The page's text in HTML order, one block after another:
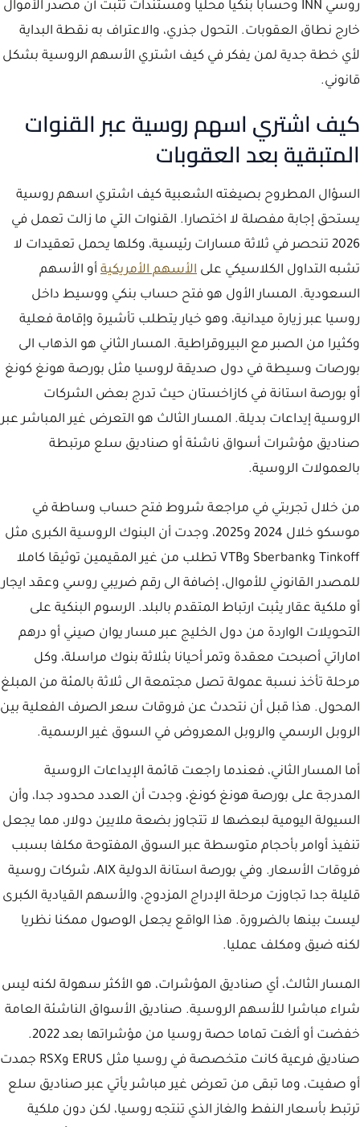
روسي INN وحسابا بنكيا محليا ومستندات تثبت أن مصدر الأموال
خارج نطاق العقوبات. التحول جذري، والاعتراف به نقطة البداية
لأي خطة جدية لمن يفكر في كيف اشتري الأسهم الروسية بشكل
قانوني.
كيف اشتري اسهم روسية عبر القنوات
المتبقية بعد العقوبات
السؤال المطروح بصيغته الشعبية كيف اشتري اسهم روسية
يستحق إجابة مفصلة لا اختصارا. القنوات التي ما زالت تعمل في
2026 تنحصر في ثلاثة مسارات رئيسية، وكلها يحمل تعقيدات لا
تشبه التداول الكلاسيكي على الأسهم الأمريكية أو الأسهم
السعودية. المسار الأول هو فتح حساب بنكي ووسيط داخل
روسيا عبر زيارة ميدانية، وهو خيار يتطلب تأشيرة وإقامة فعلية
وكثيرا من الصبر مع البيروقراطية. المسار الثاني هو الذهاب الى
بورصات وسيطة في دول صديقة لروسيا مثل بورصة هونغ كونغ
أو بورصة استانة في كازاخستان حيث تدرج بعض الشركات
الروسية إيداعات بديلة. المسار الثالث هو التعرض غير المباشر عبر
صناديق مؤشرات أسواق ناشئة أو صناديق سلع مرتبطة
بالعمولات الروسية.
من خلال تجربتي في مراجعة شروط فتح حساب وساطة في
موسكو خلال 2024 و2025، وجدت أن البنوك الروسية الكبرى مثل
Tinkoff وSberbank وVTB تطلب من غير المقيمين توثيقا كاملا
للمصدر القانوني للأموال، إضافة الى رقم ضريبي روسي وعقد ايجار
أو ملكية عقار يثبت ارتباط المتقدم بالبلد. الرسوم البنكية على
التحويلات الواردة من دول الخليج عبر مسار يوان صيني أو درهم
اماراتي أصبحت معقدة وتمر أحيانا بثلاثة بنوك مراسلة، وكل
مرحلة تأخذ نسبة عمولة تصل مجتمعة الى ثلاثة بالمئة من المبلغ
المحول. هذا قبل أن نتحدث عن فروقات سعر الصرف الفعلية بين
الروبل الرسمي والروبل المعروض في السوق غير الرسمية.
أما المسار الثاني، فعندما راجعت قائمة الإيداعات الروسية
المدرجة على بورصة هونغ كونغ، وجدت أن العدد محدود جدا، وأن
السيولة اليومية لبعضها لا تتجاوز بضعة ملايين دولار، مما يجعل
تنفيذ أوامر بأحجام متوسطة عبر السوق المفتوحة مكلفا بسبب
فروقات الأسعار. وفي بورصة استانة الدولية AIX، شركات روسية
قليلة جدا تجاوزت مرحلة الإدراج المزدوج، والأسهم القيادية الكبرى
ليست بينها بالضرورة. هذا الواقع يجعل الوصول ممكنا نظريا
لكنه ضيق ومكلف عمليا.
المسار الثالث، أي صناديق المؤشرات، هو الأكثر سهولة لكنه ليس
شراء مباشرا للأسهم الروسية. صناديق الأسواق الناشئة العامة
خفضت أو ألغت تماما حصة روسيا من مؤشراتها بعد 2022.
صناديق فرعية كانت متخصصة في روسيا مثل ERUS وRSX جمدت
أو صفيت، وما تبقى من تعرض غير مباشر يأتي عبر صناديق سلع
ترتبط بأسعار النفط والغاز الذي تنتجه روسيا، لكن دون ملكية